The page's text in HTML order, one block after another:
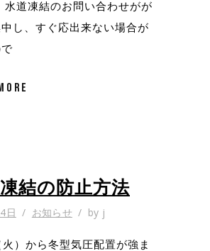
水道凍結のお問い合わせがが
し、すぐ応出来ない場合が
結の防止方法
日 お知らせ by j
）から冬型気圧配置が強ま